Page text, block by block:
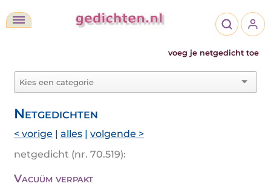
voeg je netgedicht toe
Netgedichten
< vorige | alles | volgende >
netgedicht (nr. 70.519):
Vacuüm verpakt